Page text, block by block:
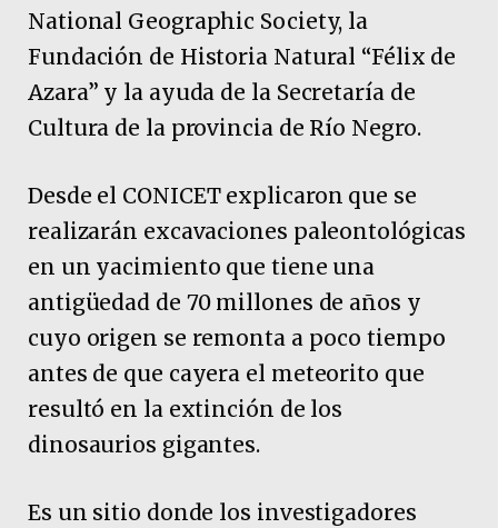
National Geographic Society, la
Fundación de Historia Natural “Félix de
Azara” y la ayuda de la Secretaría de
Cultura de la provincia de Río Negro.
Desde el CONICET explicaron que se
realizarán excavaciones paleontológicas
en un yacimiento que tiene una
antigüedad de 70 millones de años y
cuyo origen se remonta a poco tiempo
antes de que cayera el meteorito que
resultó en la extinción de los
dinosaurios gigantes.
Es un sitio donde los investigadores